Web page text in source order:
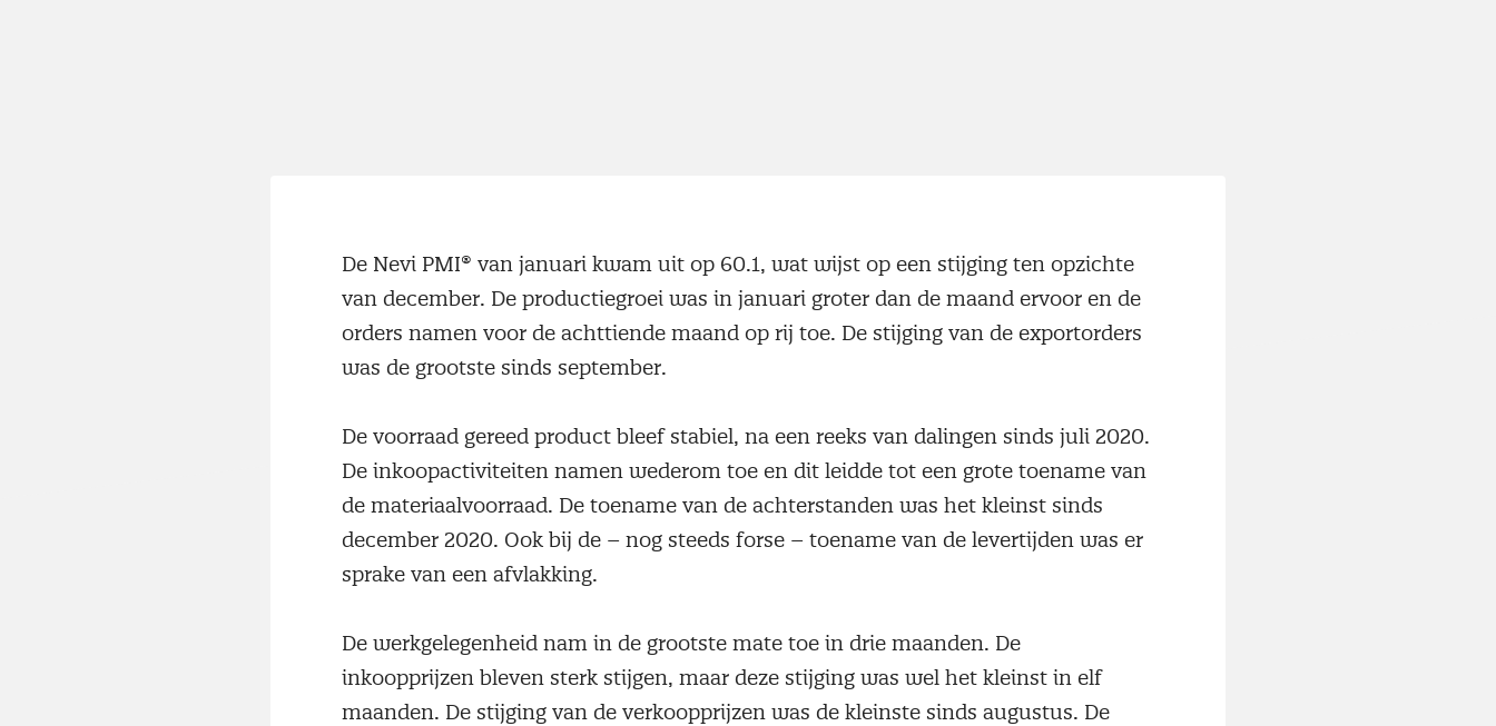
De Nevi PMI® van januari kwam uit op 60.1, wat wijst op een stijging ten opzichte
van december. De productiegroei was in januari groter dan de maand ervoor en de
orders namen voor de achttiende maand op rij toe. De stijging van de exportorders
was de grootste sinds september.
De voorraad gereed product bleef stabiel, na een reeks van dalingen sinds juli 2020.
De inkoopactiviteiten namen wederom toe en dit leidde tot een grote toename van
de materiaalvoorraad. De toename van de achterstanden was het kleinst sinds
december 2020. Ook bij de – nog steeds forse – toename van de levertijden was er
sprake van een afvlakking.
De werkgelegenheid nam in de grootste mate toe in drie maanden. De
inkoopprijzen bleven sterk stijgen, maar deze stijging was wel het kleinst in elf
maanden. De stijging van de verkoopprijzen was de kleinste sinds augustus. De